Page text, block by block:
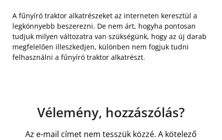
A fűnyíró traktor alkatrészeket az interneten keresztül a
legkönnyebb beszerezni. De nem árt, hogyha pontosan
tudjuk milyen változatra van szükségünk, hogy az új darab
megfelelően illeszkedjen, különben nem fogjuk tudni
felhasználni a fűnyíró traktor alkatrészt.
Vélemény, hozzászólás?
Az e-mail címet nem tesszük közzé. A kötelező